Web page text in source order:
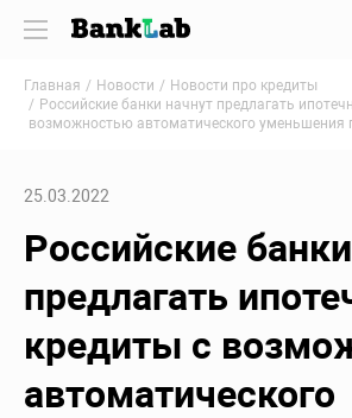
Главная Новости
Новости про кредиты
Российские банки начнут предлагать
возможностью автоматического уменьшения
25.03.2022
Российские
предлагать
кредиты с
автоматического